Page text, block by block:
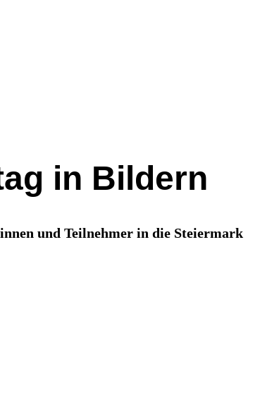
in Bildern
und Teilnehmer in die Steiermark